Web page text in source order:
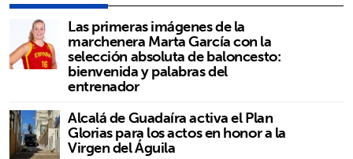
Las primeras imágenes de la
marchenera Marta García con la
selección absoluta de baloncesto:
bienvenida y palabras del
entrenador
Alcalá de Guadaíra activa el Plan
Glorias para los actos en honor a la
Virgen del Águila